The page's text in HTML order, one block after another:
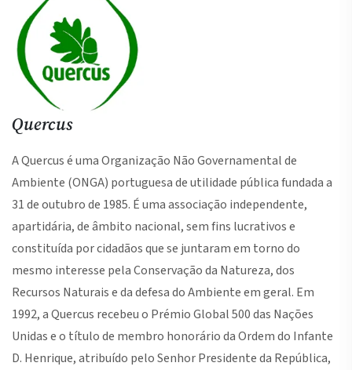
Quercus
A Quercus é uma Organização Não Governamental de
Ambiente (ONGA) portuguesa de utilidade pública fundada a
31 de outubro de 1985. É uma associação independente,
apartidária, de âmbito nacional, sem fins lucrativos e
constituída por cidadãos que se juntaram em torno do
mesmo interesse pela Conservação da Natureza, dos
Recursos Naturais e da defesa do Ambiente em geral. Em
1992, a Quercus recebeu o Prémio Global 500 das Nações
Unidas e o título de membro honorário da Ordem do Infante
D. Henrique, atribuído pelo Senhor Presidente da República,